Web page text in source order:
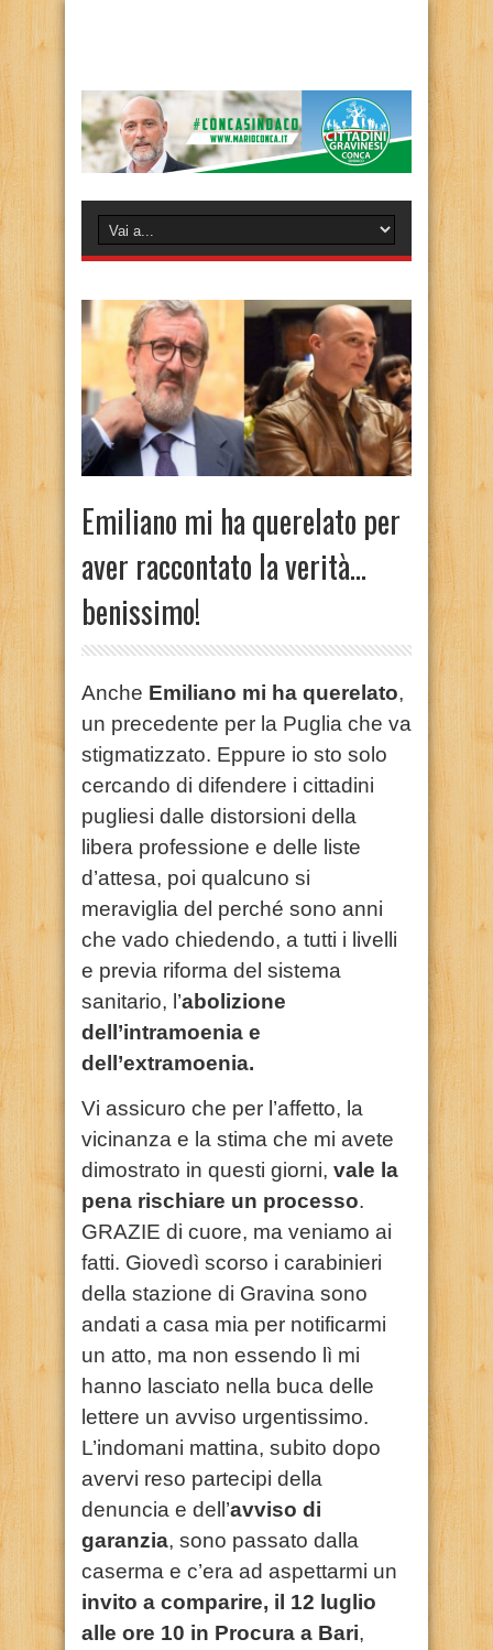
Emiliano mi ha querelato per
aver raccontato la verità…
benissimo!
Anche Emiliano mi ha querelato,
un precedente per la Puglia che va
stigmatizzato. Eppure io sto solo
cercando di difendere i cittadini
pugliesi dalle distorsioni della
libera professione e delle liste
d’attesa, poi qualcuno si
meraviglia del perché sono anni
che vado chiedendo, a tutti i livelli
e previa riforma del sistema
sanitario, l’abolizione
dell’intramoenia e
dell’extramoenia.
Vi assicuro che per l’affetto, la
vicinanza e la stima che mi avete
dimostrato in questi giorni, vale la
pena rischiare un processo.
GRAZIE di cuore, ma veniamo ai
fatti. Giovedì scorso i carabinieri
della stazione di Gravina sono
andati a casa mia per notificarmi
un atto, ma non essendo lì mi
hanno lasciato nella buca delle
lettere un avviso urgentissimo.
L’indomani mattina, subito dopo
avervi reso partecipi della
denuncia e dell’avviso di
garanzia, sono passato dalla
caserma e c’era ad aspettarmi un
invito a comparire, il 12 luglio
alle ore 10 in Procura a Bari,